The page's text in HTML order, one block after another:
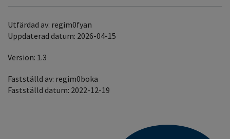
Utfärdad av: regim0fyan
Uppdaterad datum: 2026-04-15
Version: 1.3
Fastställd av: regim0boka
Fastställd datum: 2022-12-19